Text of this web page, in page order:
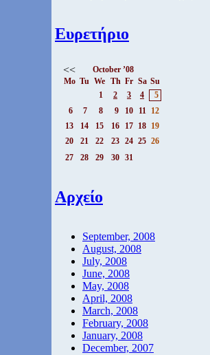
Ευρετήριο
<<
October ’08
Mo Tu We Th Fr Sa Su
1
2 3 4
5
6
7 8 9 10 11
12
13
14 15 16 17 18 19
20
21 22 23 24 25 26
27
28 29 30 31
Αρχείο
September, 2008
August, 2008
July, 2008
June, 2008
May, 2008
April, 2008
March, 2008
February, 2008
January, 2008
December, 2007